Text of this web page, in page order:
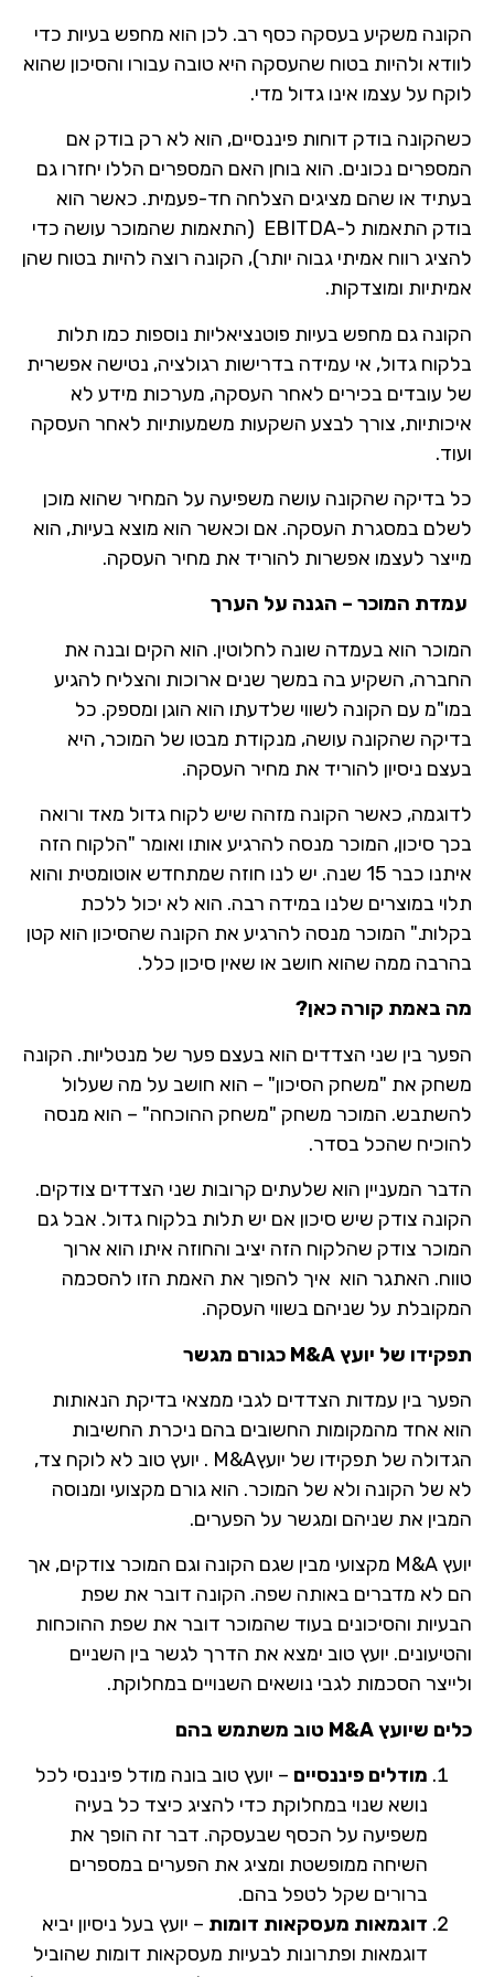
הקונה משקיע בעסקה כסף רב. לכן הוא מחפש בעיות כדי
לוודא ולהיות בטוח שהעסקה היא טובה עבורו והסיכון שהוא
לוקח על עצמו אינו גדול מדי.
כשהקונה בודק דוחות פיננסיים, הוא לא רק בודק אם
המספרים נכונים. הוא בוחן האם המספרים הללו יחזרו גם
בעתיד או שהם מציגים הצלחה חד-פעמית. כאשר הוא
בודק התאמות ל-EBITDA (התאמות שהמוכר עושה כדי
להציג רווח אמיתי גבוה יותר), הקונה רוצה להיות בטוח שהן
אמיתיות ומוצדקות.
הקונה גם מחפש בעיות פוטנציאליות נוספות כמו תלות
בלקוח גדול, אי עמידה בדרישות רגולציה, נטישה אפשרית
של עובדים בכירים לאחר העסקה, מערכות מידע לא
איכותיות, צורך לבצע השקעות משמעותיות לאחר העסקה
ועוד.
כל בדיקה שהקונה עושה משפיעה על המחיר שהוא מוכן
לשלם במסגרת העסקה. אם וכאשר הוא מוצא בעיות, הוא
מייצר לעצמו אפשרות להוריד את מחיר העסקה.
עמדת המוכר – הגנה על הערך
המוכר הוא בעמדה שונה לחלוטין. הוא הקים ובנה את
החברה, השקיע בה במשך שנים ארוכות והצליח להגיע
במו"מ עם הקונה לשווי שלדעתו הוא הוגן ומספק. כל
בדיקה שהקונה עושה, מנקודת מבטו של המוכר, היא
בעצם ניסיון להוריד את מחיר העסקה.
לדוגמה, כאשר הקונה מזהה שיש לקוח גדול מאד ורואה
בכך סיכון, המוכר מנסה להרגיע אותו ואומר "הלקוח הזה
איתנו כבר 15 שנה. יש לנו חוזה שמתחדש אוטומטית והוא
תלוי במוצרים שלנו במידה רבה. הוא לא יכול ללכת
בקלות." המוכר מנסה להרגיע את הקונה שהסיכון הוא קטן
בהרבה ממה שהוא חושב או שאין סיכון כלל.
מה באמת קורה כאן?
הפער בין שני הצדדים הוא בעצם פער של מנטליות. הקונה
משחק את "משחק הסיכון" – הוא חושב על מה שעלול
להשתבש. המוכר משחק "משחק ההוכחה" – הוא מנסה
להוכיח שהכל בסדר.
הדבר המעניין הוא שלעתים קרובות שני הצדדים צודקים.
הקונה צודק שיש סיכון אם יש תלות בלקוח גדול. אבל גם
המוכר צודק שהלקוח הזה יציב והחוזה איתו הוא ארוך
טווח. האתגר הוא איך להפוך את האמת הזו להסכמה
המקובלת על שניהם בשווי העסקה.
תפקידו של יועץ
כגורם מגשר
הפער בין עמדות הצדדים לגבי ממצאי בדיקת הנאותות
הוא אחד מהמקומות החשובים בהם ניכרת החשיבות
הגדולה של תפקידו של יועץM&A . יועץ טוב לא לוקח צד,
לא של הקונה ולא של המוכר. הוא גורם מקצועי ומנוסה
המבין את שניהם ומגשר על הפערים.
יועץ M&A מקצועי מבין שגם הקונה וגם המוכר צודקים, אך
הם לא מדברים באותה שפה. הקונה דובר את שפת
הבעיות והסיכונים בעוד שהמוכר דובר את שפת ההוכחות
והטיעונים. יועץ טוב ימצא את הדרך לגשר בין השניים
ולייצר הסכמות לגבי נושאים השנויים במחלוקת.
כלים שיועץM&A טוב משתמש בהם
מודלים פיננסיים – יועץ טוב בונה מודל פיננסי לכל
נושא שנוי במחלוקת כדי להציג כיצד כל בעיה
משפיעה על הכסף שבעסקה. דבר זה הופך את
השיחה ממופשטת ומציג את הפערים במספרים
ברורים שקל לטפל בהם.
דוגמאות מעסקאות דומות – יועץ בעל ניסיון יביא
דוגמאות ופתרונות לבעיות מעסקאות דומות שהוביל